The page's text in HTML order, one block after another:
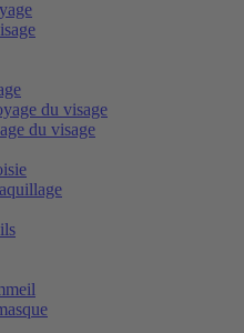
du visage
du visage